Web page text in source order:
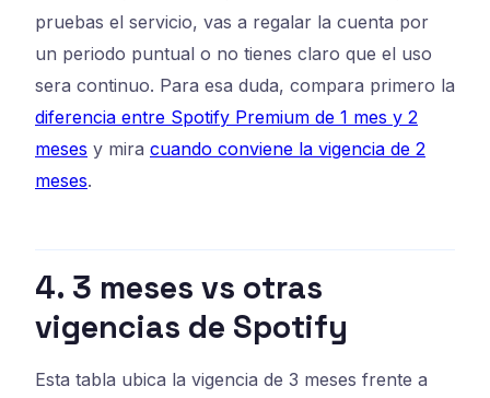
pruebas el servicio, vas a regalar la cuenta por
un periodo puntual o no tienes claro que el uso
sera continuo. Para esa duda, compara primero la
diferencia entre Spotify Premium de 1 mes y 2
meses y mira cuando conviene la vigencia de 2
meses.
4. 3 meses vs otras
vigencias de Spotify
Esta tabla ubica la vigencia de 3 meses frente a